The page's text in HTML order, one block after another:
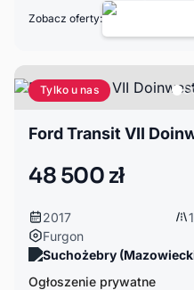
Zobacz oferty:
Tylko u nas
Ford Transit VII
48 500 zł
2017
Furgon
Suchożebry
Ogłoszenie prywatne